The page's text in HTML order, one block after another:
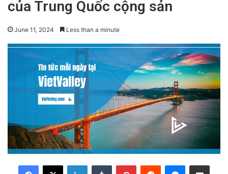
của Trung Quốc cộng sản
June 11, 2024 Less than a minute
LinkedInTumblr PinterestReddit Messenger
Share via Email